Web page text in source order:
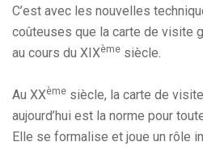
C’est avec les nouvelles
coûteuses que la carte de visite
au cours du XIXème siècle.
Au XXème siècle, la carte de
aujourd’hui est la norme pour
Elle se formalise et joue un rôle